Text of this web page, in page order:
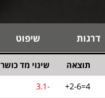
דרגות שיפוט
תוצאה
שינוי מד כושר
+2-6=4
3.1-